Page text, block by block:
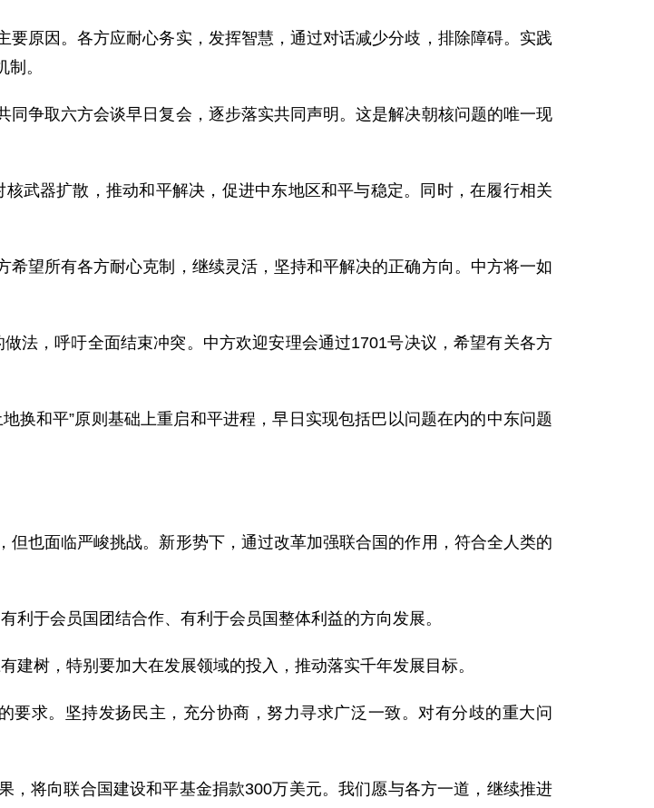
原因。各方应耐心务实，发挥智慧，通过对话减少分歧，排除障碍。实践
。
争取六方会谈早日复会，逐步落实共同声明。这是解决朝核问题的唯一现
器扩散，推动和平解决，促进中东地区和平与稳定。同时，在履行相关
望所有各方耐心克制，继续灵活，坚持和平解决的正确方向。中方将一如
，呼吁全面结束冲突。中方欢迎安理会通过1701号决议，希望有关各方
和平”原则基础上重启和平进程，早日实现包括巴以问题在内的中东问题
也面临严峻挑战。新形势下，通过改革加强联合国的作用，符合全人类的
于会员国团结合作、有利于会员国整体利益的方向发展。
树，特别要加大在发展领域的投入，推动落实千年发展目标。
。坚持发扬民主，充分协商，努力寻求广泛一致。对有分歧的重大问
将向联合国建设和平基金捐款300万美元。我们愿与各方一道，继续推进